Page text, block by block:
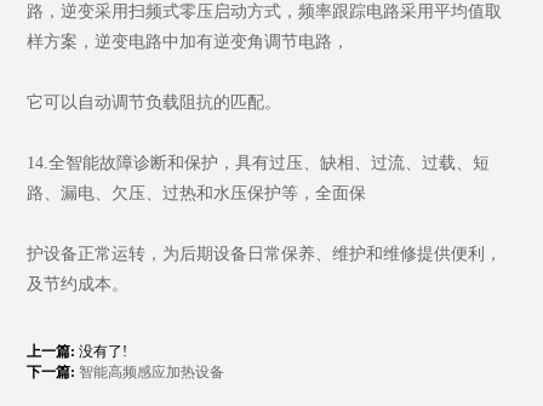
路，逆变采用扫频式零压启动方式，频率跟踪电路采用平均值取
样方案，逆变电路中加有逆变角调节电路，
它可以自动调节负载阻抗的匹配。
14.全智能故障诊断和保护，具有过压、缺相、过流、过载、短
路、漏电、欠压、过热和水压保护等，全面保
护设备正常运转，为后期设备日常保养、维护和维修提供便利，
及节约成本。
上一篇:没有了!
下一篇:智能高频感应加热设备